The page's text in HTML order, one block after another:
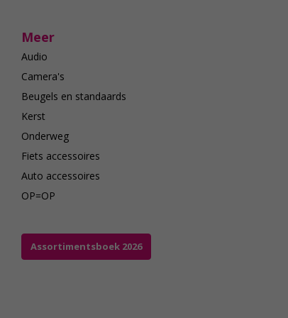
Meer
Audio
Camera's
Beugels en standaards
Kerst
Onderweg
Fiets accessoires
Auto accessoires
OP=OP
Assortimentsboek 2026